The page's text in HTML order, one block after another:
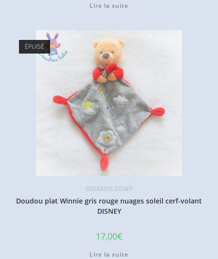
Lire la suite
ÉPUISÉ
DOUDOUS DISNEY
Doudou plat Winnie gris rouge nuages soleil cerf-volant
DISNEY
17,00€
Lire la suite